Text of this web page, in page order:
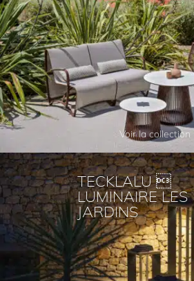
Voir la collection
TECKLALU 
LUMINAIRE LES
JARDINS